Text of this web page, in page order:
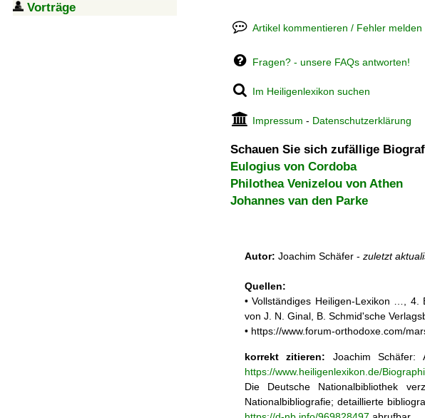
Vorträge
Artikel kommentieren / Fehler melden
Fragen? - unsere FAQs antworten!
Im Heiligenlexikon suchen
Impressum - Datenschutzerklärung
Schauen Sie sich zufällige
Eulogius von Cordoba
Philothea Venizelou von Athen
Johannes van den Parke
Autor: Joachim Schäfer - zuletzt
Quellen:
• Vollständiges Heiligen-Lexikon …, 4.
von J. N. Ginal, B. Schmid'sche
• https://www.forum-orthodoxe.com/
korrekt zitieren: Joachim Schäfer:
https://www.heiligenlexikon.de/
Die Deutsche Nationalbibliothek
Nationalbibliografie; detaillierte